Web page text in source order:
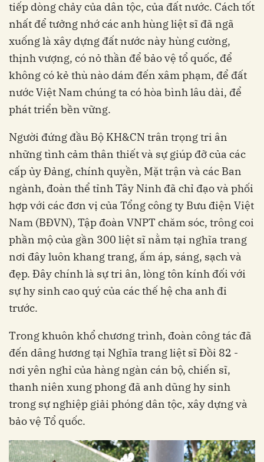
tiếp dòng chảy của dân tộc, của đất nước. Cách tốt
nhất để tưởng nhớ các anh hùng liệt sĩ đã ngã
xuống là xây dựng đất nước này hùng cường,
thịnh vượng, có nỏ thần để bảo vệ tổ quốc, để
không có kẻ thù nào dám đến xâm phạm, để đất
nước Việt Nam chúng ta có hòa bình lâu dài, để
phát triển bền vững.
Người đứng đầu Bộ KH&CN trân trọng tri ân
những tình cảm thân thiết và sự giúp đỡ của các
cấp ủy Đảng, chính quyền, Mặt trận và các Ban
ngành, đoàn thể tỉnh Tây Ninh đã chỉ đạo và phối
hợp với các đơn vị của Tổng công ty Bưu điện Việt
Nam (BĐVN), Tập đoàn VNPT chăm sóc, trông coi
phần mộ của gần 300 liệt sĩ nằm tại nghĩa trang
nơi đây luôn khang trang, ấm áp, sáng, sạch và
đẹp. Đây chính là sự tri ân, lòng tôn kính đối với
sự hy sinh cao quý của các thế hệ cha anh đi
trước.
Trong khuôn khổ chương trình, đoàn công tác đã
đến dâng hương tại Nghĩa trang liệt sĩ Đồi 82 -
nơi yên nghỉ của hàng ngàn cán bộ, chiến sĩ,
thanh niên xung phong đã anh dũng hy sinh
trong sự nghiệp giải phóng dân tộc, xây dựng và
bảo vệ Tổ quốc.